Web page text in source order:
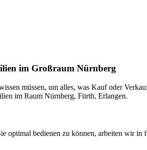
im Großraum Nürnberg
müssen, um alles, was Kauf oder
im Raum Nürnberg, Fürth, Erlangen.
optimal bedienen zu können, arbeiten wir in